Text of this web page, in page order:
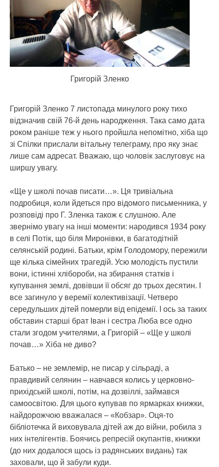
Григорій Зленко
Григорій Зленко 7 листопада минулого року тихо
відзначив свій 76-й день народження. Така само дата
роком раніше теж у нього пройшла непомітно, хіба що
зі Спілки прислали вітальну телеграму, про яку знає
лише сам адресат. Вважаю, що чоловік заслуговує на
ширшу увагу.
«Ще у школі почав писати…». Ця тривіальна
подробиця, коли йдеться про відомого письменника, у
розповіді про Г. Зленка також є слушною. Але
звернімо увагу на інші моменти: народився 1934 року
в селі Потік, що біля Миронівки, в багатодітній
селянській родині. Батьки, крім Голодомору, пережили
ще кілька сімейних трагедій. Усю молодість пустили
вони, істинні хлібороби, на збирання статків і
купування землі, довівши її обсяг до трьох десятин. І
все загинуло у веремії колективізації. Четверо
середульших дітей померли від епідемії. І ось за таких
обставин старші брат Іван і сестра Люба все одно
стали згодом учителями, а Григорій – «Ще у школі
почав…» Хіба не диво?
Батько – не землемір, не писар у сільраді, а
правдивий селянин – навчався колись у церковно-
прихідській школі, потім, на дозвіллі, займався
самоосвітою. Для цього купував по ярмарках книжки,
найдорожчою вважалася – «Кобзар». Оця-то
бібліотечка й виховувала дітей аж до війни, робила з
них інтелігентів. Боячись репресій окупантів, книжки
(до них додалося щось із радянських видань) так
заховали, що й забули куди.